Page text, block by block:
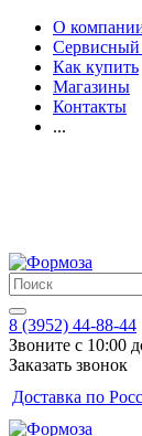
О
Сервисный
Как купить
Магазины
Контакты
...
8 (3952) 44-88-44
Звоните с 10:00
Заказать звонок
Доставка по